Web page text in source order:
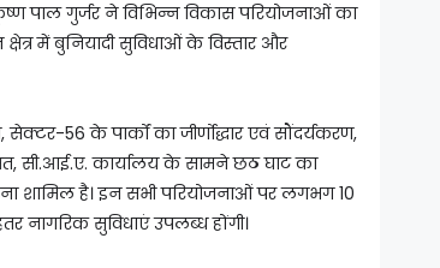
पाल गुर्जर ने विभिन्न विकास परियोजनाओं का
में बुनियादी सुविधाओं के विस्तार और
56 के पार्कों का जीर्णोद्धार एवं सौंदर्यकरण,
सी.आई.ए. कार्यालय के सामने छठ घाट का
शामिल है। इन सभी परियोजनाओं पर लगभग 10
नागरिक सुविधाएं उपलब्ध होंगी।